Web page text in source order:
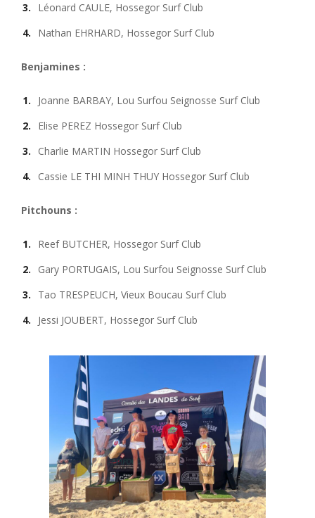
Léonard CAULE, Hossegor Surf Club
Nathan EHRHARD, Hossegor Surf Club
Benjamines :
Joanne BARBAY, Lou Surfou Seignosse Surf Club
Elise PEREZ Hossegor Surf Club
Charlie MARTIN Hossegor Surf Club
Cassie LE THI MINH THUY Hossegor Surf Club
Pitchouns :
Reef BUTCHER, Hossegor Surf Club
Gary PORTUGAIS, Lou Surfou Seignosse Surf Club
Tao TRESPEUCH, Vieux Boucau Surf Club
Jessi JOUBERT, Hossegor Surf Club